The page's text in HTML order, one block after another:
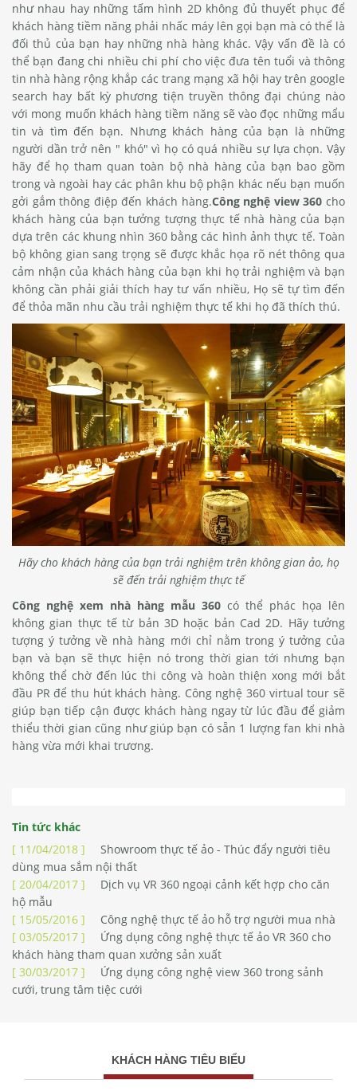
như nhau hay những tấm hình 2D không đủ thuyết phục để
khách hàng tiềm năng phải nhấc máy lên gọi bạn mà có thể là
đối thủ của bạn hay những nhà hàng khác. Vậy vấn đề là có
thể bạn đang chi nhiều chi phí cho việc đưa tên tuổi và thông
tin nhà hàng rộng khắp các trang mạng xã hội hay trên google
search hay bất kỳ phương tiện truyền thông đại chúng nào
với mong muốn khách hàng tiềm năng sẽ vào đọc những mẩu
tin và tìm đến bạn. Nhưng khách hàng của bạn là những
người dần trở nên " khó" vì họ có quá nhiều sự lựa chọn. Vậy
hãy để họ tham quan toàn bộ nhà hàng của bạn bao gồm
trong và ngoài hay các phân khu bộ phận khác nếu bạn muốn
gởi gắm thông điệp đến khách hàng.Công nghệ view 360 cho
khách hàng của bạn tưởng tượng thực tế nhà hàng của bạn
dựa trên các khung nhìn 360 bằng các hình ảnh thực tế. Toàn
bộ không gian sang trọng sẽ được khắc họa rõ nét thông qua
cảm nhận của khách hàng của bạn khi họ trải nghiệm và bạn
không cần phải giải thích hay tư vấn nhiều, Họ sẽ tự tìm đến
để thỏa mãn nhu cầu trải nghiệm thực tế khi họ đã thích thú.
Hãy cho khách hàng của bạn trải nghiệm trên không gian ảo, họ
sẽ đến trải nghiệm thực tế
Công nghệ xem nhà hàng mẫu 360 có thể phác họa lên
không gian thực tế từ bản 3D hoặc bản Cad 2D. Hãy tưởng
tượng ý tưởng về nhà hàng mới chỉ nằm trong ý tưởng của
bạn và bạn sẽ thực hiện nó trong thời gian tới nhưng bạn
không thể chờ đến lúc thi công và hoàn thiện xong mới bắt
đầu PR để thu hút khách hàng. Công nghệ 360 virtual tour sẽ
giúp bạn tiếp cận được khách hàng ngay từ lúc đầu để giảm
thiểu thời gian cũng như giúp bạn có sẵn 1 lượng fan khi nhà
hàng vừa mới khai trương.
Tin tức khác
[ 11/04/2018 ]
Showroom thực tế ảo - Thúc đẩy người tiêu
dùng mua sắm nội thất
[ 20/04/2017 ]
Dịch vụ VR 360 ngoại cảnh kết hợp cho căn
hộ mẫu
[ 15/05/2016 ]
Công nghệ thực tế ảo hỗ trợ người mua nhà
[ 03/05/2017 ]
Ứng dụng công nghệ thực tế ảo VR 360 cho
khách hàng tham quan xưởng sản xuất
[ 30/03/2017 ]
Ứng dụng công nghệ view 360 trong sảnh
cưới, trung tâm tiệc cưới
KHÁCH HÀNG TIÊU BIỂU